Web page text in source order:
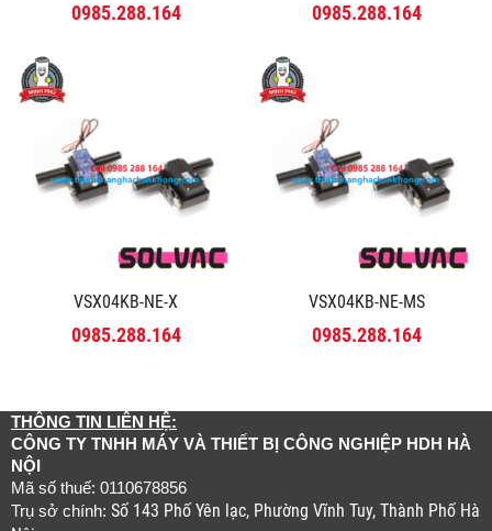
0985.288.164 0985.288.164
VSX04KB-NE-X
0985.288.164
VSX04KB-NE-MS
0985.288.164
THÔNG TIN LIÊN HỆ:
CÔNG TY TNHH MÁY VÀ THIẾT BỊ CÔNG NGHIỆP HDH HÀ
NỘI
Mã số thuế: 0110678856
Trụ sở chính: Số 143 Phố Yên lạc, Phường Vĩnh Tuy, Thành Phố Hà